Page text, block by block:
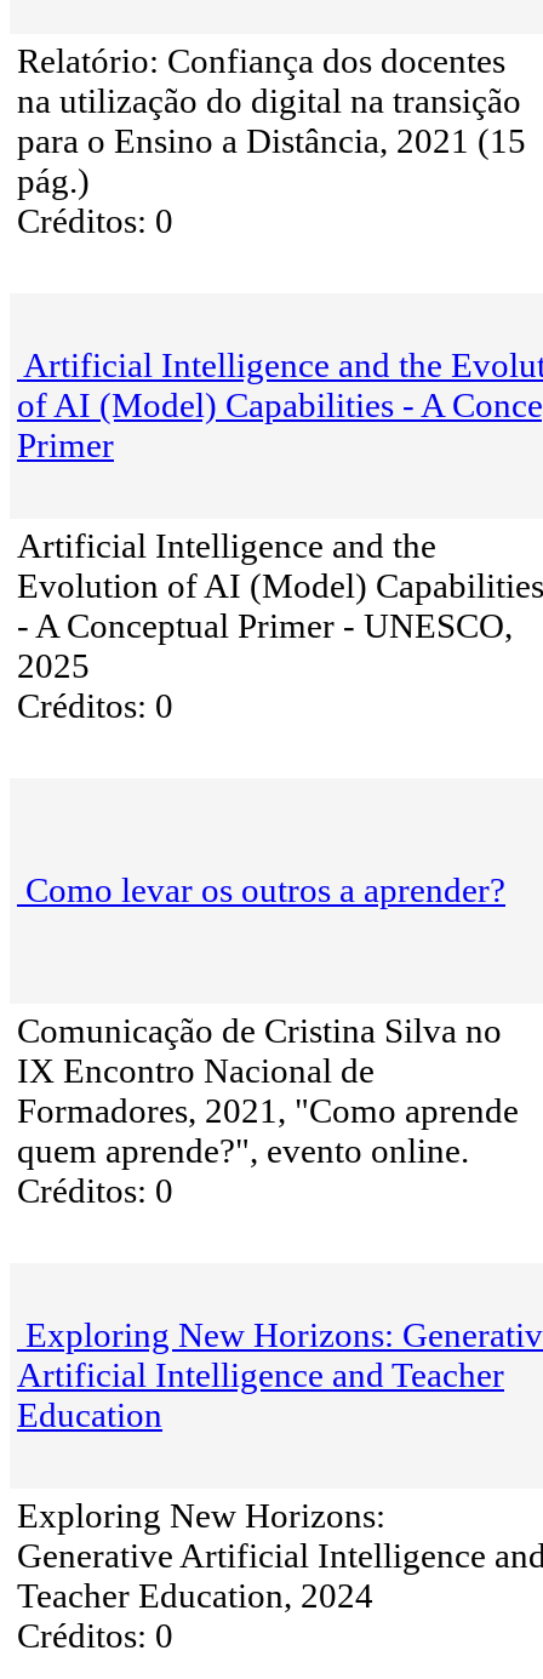
Relatório: Confiança dos docentes
na utilização do digital na transição
para o Ensino a Distância, 2021 (15
pág.)
Créditos: 0
Artificial Intelligence and the
of AI (Model) Capabilities - A
Primer
Artificial Intelligence and the
Evolution of AI (Model) Capabilities
- A Conceptual Primer - UNESCO,
2025
Créditos: 0
Como levar os outros a aprender?
Comunicação de Cristina Silva no
IX Encontro Nacional de
Formadores, 2021, "Como aprende
quem aprende?", evento online.
Créditos: 0
Exploring New Horizons:
Artificial Intelligence and Teacher
Education
Exploring New Horizons:
Generative Artificial Intelligence
Teacher Education, 2024
Créditos: 0